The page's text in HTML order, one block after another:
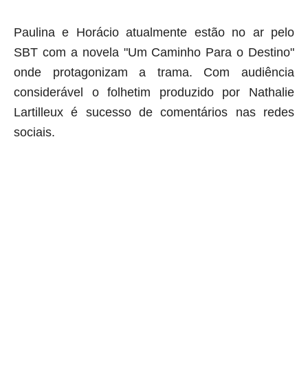
Paulina e Horácio atualmente estão no ar pelo
SBT com a novela "Um Caminho Para o Destino"
onde protagonizam a trama. Com audiência
considerável o folhetim produzido por Nathalie
Lartilleux é sucesso de comentários nas redes
sociais.